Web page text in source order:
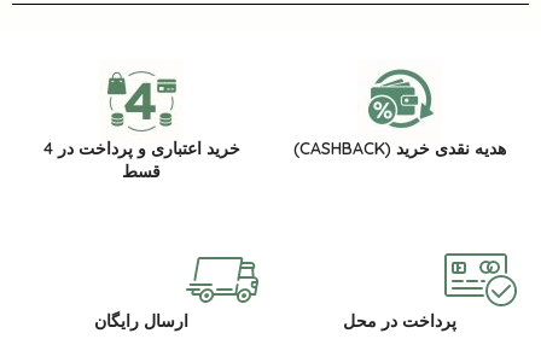
هدیه نقدی خرید (CASHBACK)
خرید اعتباری و پرداخت در 4
قسط
پرداخت در محل ارسال رایگان